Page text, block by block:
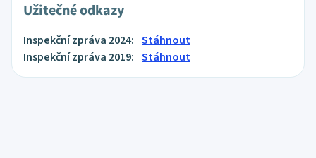
Užitečné odkazy
Inspekční zpráva 2024: Stáhnout
Inspekční zpráva 2019: Stáhnout